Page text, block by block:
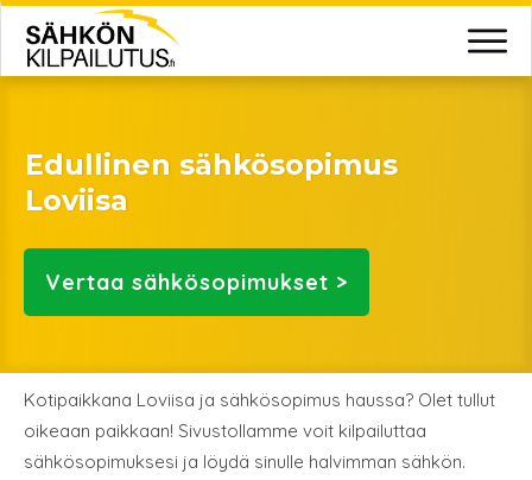
Edullinen sähkösopimus
Loviisa
Vertaa sähkösopimukset >
Kotipaikkana Loviisa ja sähkösopimus haussa? Olet tullut
oikeaan paikkaan! Sivustollamme voit kilpailuttaa
sähkösopimuksesi ja löydä sinulle halvimman sähkön.